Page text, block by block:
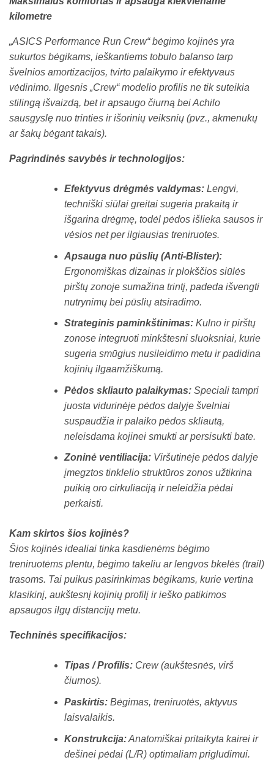
kilometre
„ASICS Performance Run Crew“ bėgimo kojinės yra
sukurtos bėgikams, ieškantiems tobulo balanso tarp
švelnios amortizacijos, tvirto palaikymo ir efektyvaus
vėdinimo. Ilgesnis „Crew“ modelio profilis ne tik suteikia
stilingą išvaizdą, bet ir apsaugo čiurną bei Achilo
sausgyslę nuo trinties ir išorinių veiksnių (pvz., akmenukų
ar šakų bėgant takais).
Pagrindinės savybės ir technologijos:
Efektyvus drėgmės valdymas:Lengvi,
techniški siūlai greitai sugeria prakaitą ir
išgarina drėgmę, todėl pėdos išlieka sausos ir
vėsios net per ilgiausias treniruotes.
Apsauga nuo pūslių (Anti-Blister):
Ergonomiškas dizainas ir plokščios siūlės
pirštų zonoje sumažina trintį, padeda išvengti
nutrynimų bei pūslių atsiradimo.
Strateginis paminkštinimas:Kulno ir pirštų
zonose integruoti minkštesni sluoksniai, kurie
sugeria smūgius nusileidimo metu ir padidina
kojinių ilgaamžiškumą.
Pėdos skliauto palaikymas:Speciali tampri
juosta vidurinėje pėdos dalyje švelniai
suspaudžia ir palaiko pėdos skliautą,
neleisdama kojinei smukti ar persisukti bate.
Zoninė ventiliacija:Viršutinėje pėdos dalyje
įmegztos tinklelio struktūros zonos užtikrina
puikią oro cirkuliaciją ir neleidžia pėdai
perkaisti.
Kam skirtos šios kojinės?
Šios kojinės idealiai tinka kasdienėms bėgimo
treniruotėms plentu, bėgimo takeliu ar lengvos bkelės (trail)
trasoms. Tai puikus pasirinkimas bėgikams, kurie vertina
klasikinį, aukštesnį kojinių profilį ir ieško patikimos
apsaugos ilgų distancijų metu.
Techninės specifikacijos:
Tipas / Profilis:Crew (aukštesnės, virš
čiurnos).
Paskirtis:Bėgimas, treniruotės, aktyvus
laisvalaikis.
Konstrukcija:Anatomiškai pritaikyta kairei ir
dešinei pėdai (L/R) optimaliam prigludimui.